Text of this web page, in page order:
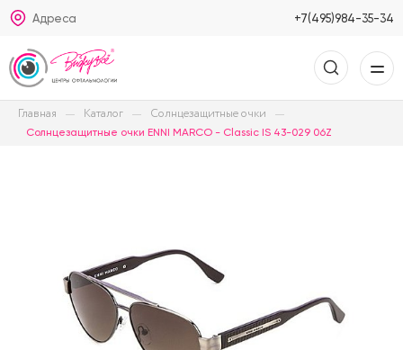
Адреса +7(495)984-35-34
Главная Каталог Солнцезащитные очки
Солнцезащитные очки ENNI MARCO - Classic IS 43-029 06Z